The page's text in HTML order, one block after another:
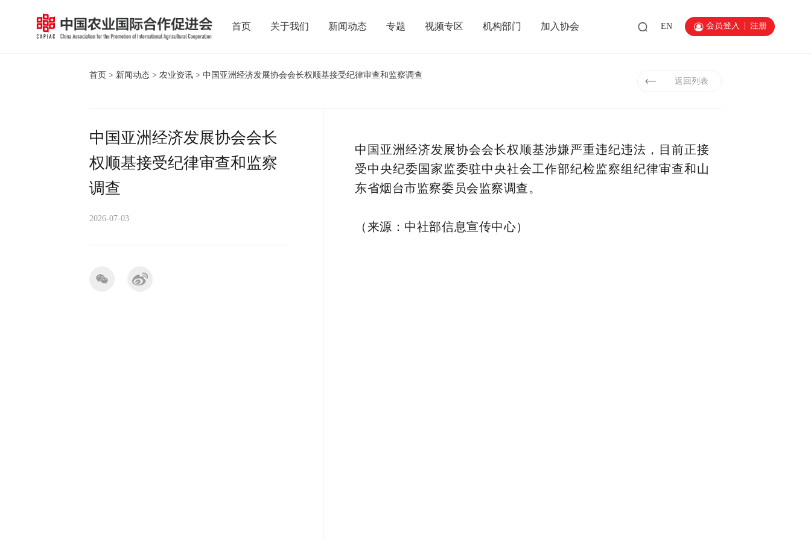
首页 关于我们 新闻动态 专题 视频专区 机构部门 加入协会 EN 会员登入 注册
首页> 新闻动态> 农业资讯> 中国亚洲经济发展协会会长权顺基接受纪律审查和监察调查
返回列表
中国亚洲经济发展协会会长
权顺基接受纪律审查和监察
调查
2026-07-03
中国亚洲经济发展协会会长权顺基涉嫌严重违纪违法，目前正接
受中央纪委国家监委驻中央社会工作部纪检监察组纪律审查和山
东省烟台市监察委员会监察调查。
（来源：中社部信息宣传中心）